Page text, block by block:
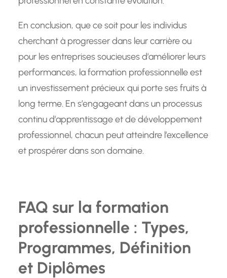
En conclusion, que ce soit pour les individus
cherchant à progresser dans leur carrière ou
pour les entreprises soucieuses d’améliorer leurs
performances, la formation professionnelle est
un investissement précieux qui porte ses fruits à
long terme. En s’engageant dans un processus
continu d’apprentissage et de développement
professionnel, chacun peut atteindre l’excellence
et prospérer dans son domaine.
FAQ sur la formation
professionnelle : Types,
Programmes, Définition
et Diplômes